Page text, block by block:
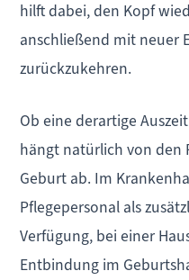
hilft dabei, den Kopf
anschließend mit neuer
zurückzukehren.
Ob eine derartige
hängt natürlich von den
Geburt ab. Im
Pflegepersonal als
Verfügung, bei einer
Entbindung im